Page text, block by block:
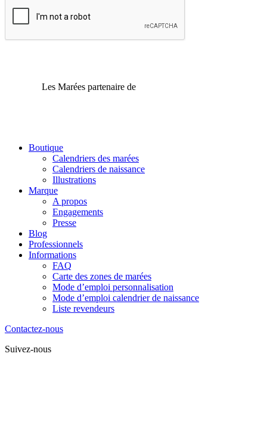
Les Marées partenaire de
Boutique
Calendriers des marées
Calendriers de naissance
Illustrations
Marque
A propos
Engagements
Presse
Blog
Professionnels
Informations
FAQ
Carte des zones de marées
Mode d’emploi personnalisation
Mode d’emploi calendrier de naissance
Liste revendeurs
Contactez-nous
Suivez-nous